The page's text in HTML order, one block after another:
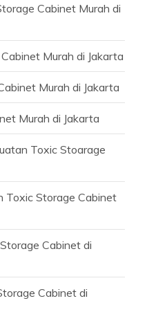
Cabinet Murah di
Murah di Jakarta
Murah di Jakarta
Murah di Jakarta
Toxic Stoarage
Toxic Storage Cabinet
Cabinet di
Cabinet di